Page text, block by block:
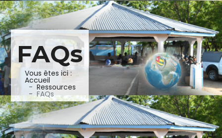
FAQs
Vous êtes ici :
Accueil
Ressources
FAQs